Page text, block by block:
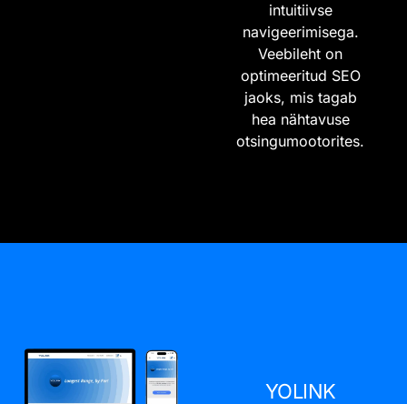
intuitiivse
navigeerimisega.
Veebileht on
optimeeritud SEO
jaoks, mis tagab
hea nähtavuse
otsingumootorites.
YOLINK